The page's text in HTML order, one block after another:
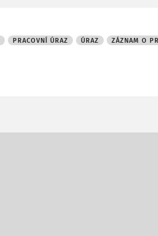
PRACOVNÍ ÚRAZ ÚRAZ
ZÁZNAM O